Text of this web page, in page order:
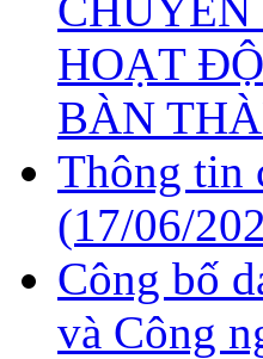
HOẠT
BÀN
Thông tin
(17/06/
Công bố
và Công